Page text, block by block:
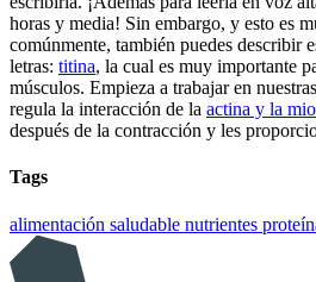
horas y media! Sin embargo, y esto es
comúnmente, también puedes describir
letras: titina, la cual es muy importante
músculos. Empieza a trabajar en nuestras
regula la interacción de la actina y la
después de la contracción y les
Tags
alimentación saludable nutrientes